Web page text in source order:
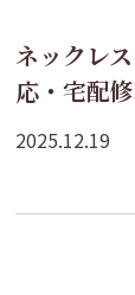
ネックレ
応・宅配
2025.12.19